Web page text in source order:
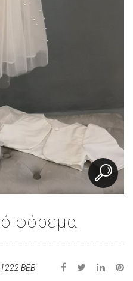
φόρεμα
ΒΕΒ